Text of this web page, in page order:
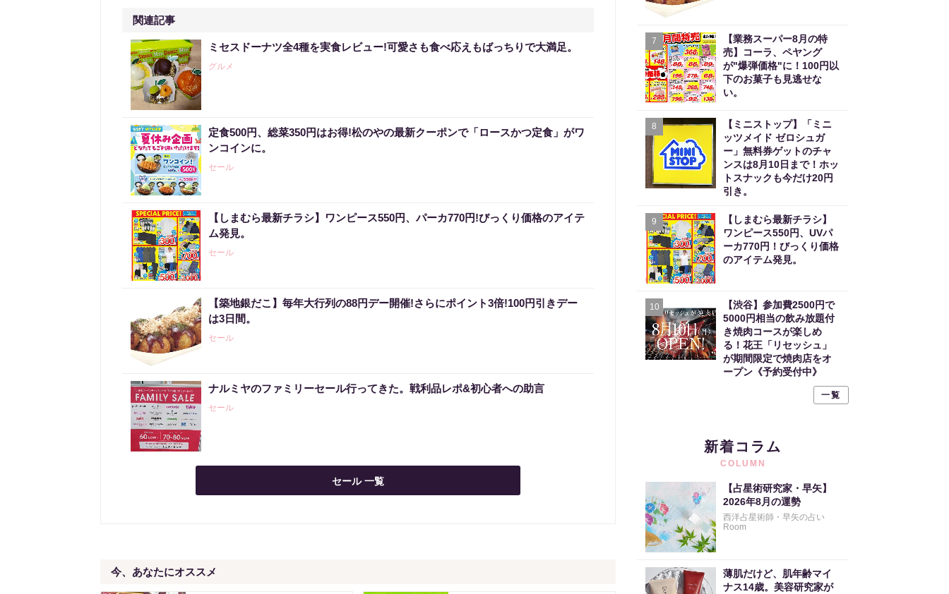
関連記事
ミセスドーナツ全4種を実食レビュー!可愛さも食べ応えもばっちりで大満足。
グルメ
定食500円、総菜350円はお得!松のやの最新クーポンで「ロースかつ定食」がワ
ンコインに。
セール
【しまむら最新チラシ】ワンピース550円、パーカ770円!びっくり価格のアイテ
ム発見。
セール
【築地銀だこ】毎年大行列の88円デー開催!さらにポイント3倍!100円引きデー
は3日間。
セール
ナルミヤのファミリーセール行ってきた。戦利品レポ&初心者への助言
セール
セール 一覧
今、あなたにオススメ
7
【業務スーパー8月の特
売】コーラ、ペヤング
が"爆弾価格"に！100円以
下のお菓子も見逃せな
い。
8
【ミニストップ】「ミニ
ッツメイド ゼロシュガ
ー」無料券ゲットのチャ
ンスは8月10日まで！ホッ
トスナックも今だけ20円
引き。
9
【しまむら最新チラシ】
ワンピース550円、UVパ
ーカ770円！びっくり価格
のアイテム発見。
10
【渋谷】参加費2500円で
5000円相当の飲み放題付
き焼肉コースが楽しめ
る！花王「リセッシュ」
が期間限定で焼肉店をオ
ープン《予約受付中》
一覧
新着コラム
COLUMN
【占星術研究家・早矢】
2026年8月の運勢
西洋占星術師・早矢の占い
Room
薄肌だけど、肌年齢マイ
ナス14歳。美容研究家が